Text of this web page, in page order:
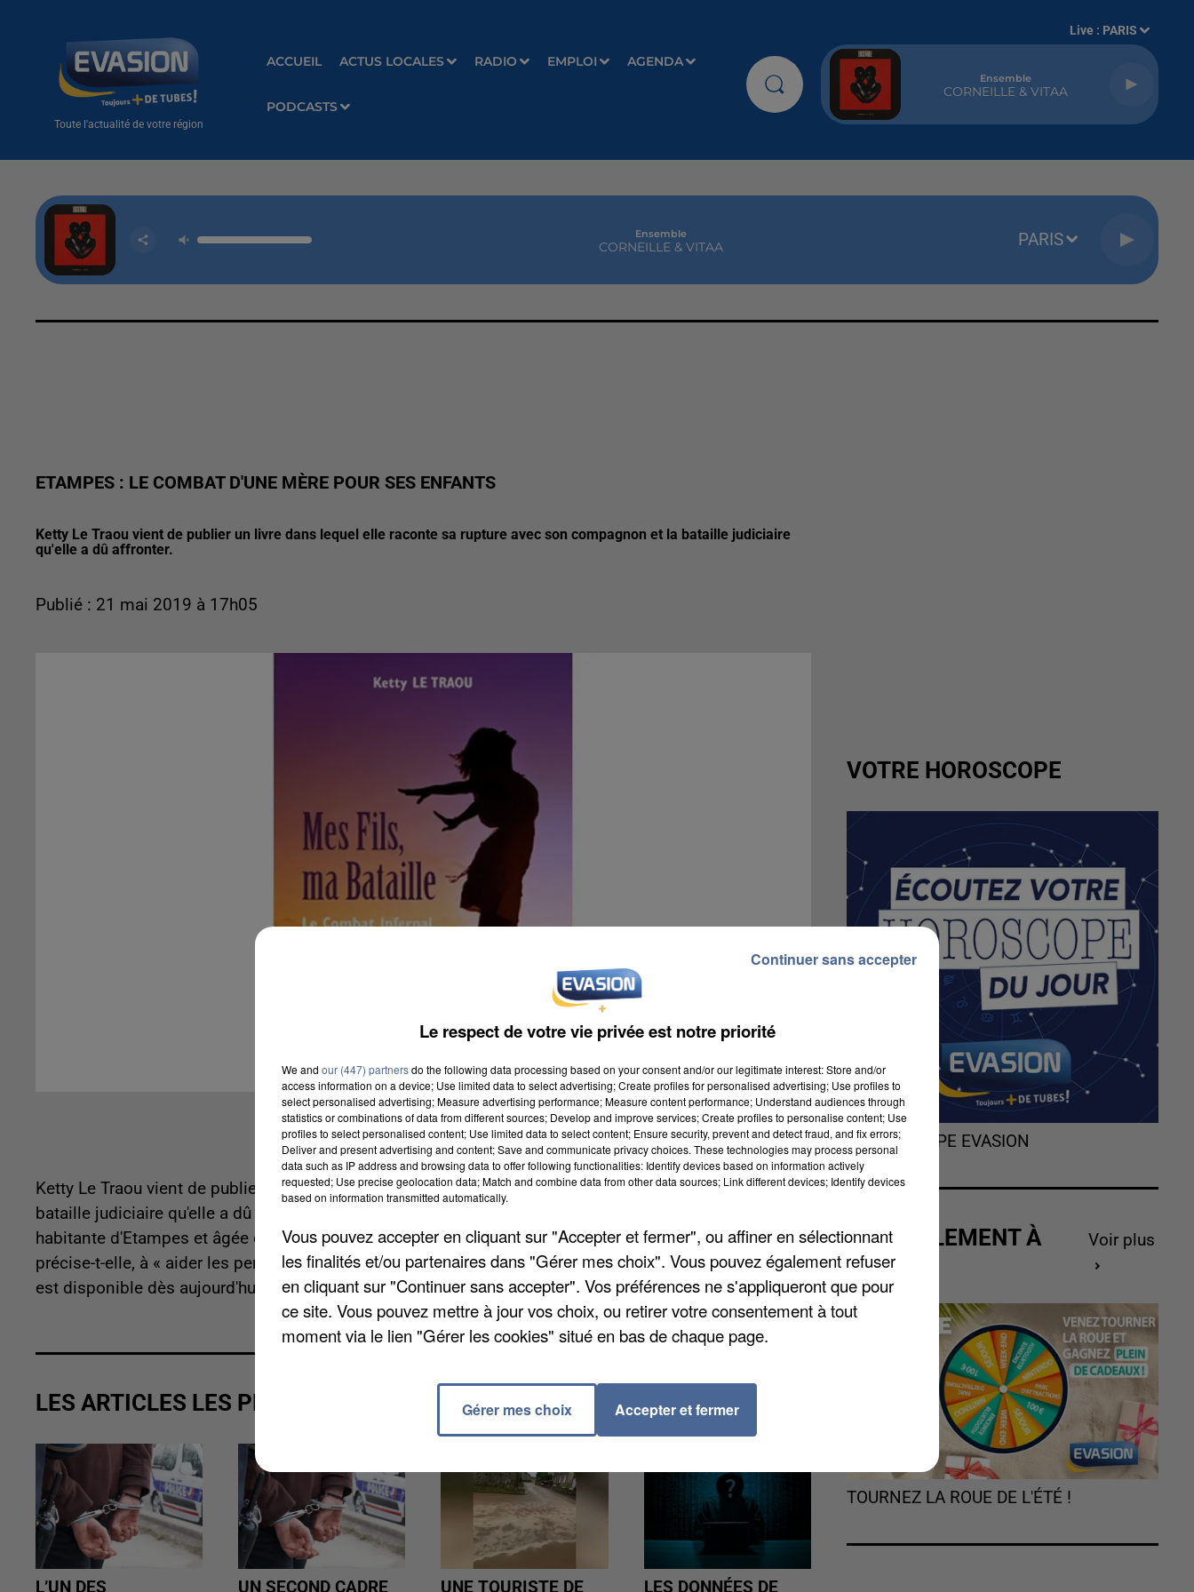
Toute l'actualité de votre région
ACCUEIL ACTUS LOCALES RADIO EMPLOI AGENDA
PODCASTS
Live : PARIS
Ensemble
CORNEILLE & VITAA
Ensemble
CORNEILLE & VITAA PARIS
ETAMPES : LE COMBAT D'UNE MÈRE POUR SES ENFANTS
Ketty Le Traou vient de publier un livre dans lequel elle raconte sa rupture avec son compagnon et la bataille judiciaire
qu'elle a dû affronter.
Publié : 21 mai 2019 à 17h05
Ketty Le Traou vient de publier un livre dans lequel elle raconte sa rupture avec son compagnon et la
bataille judiciaire qu'elle a dû affronter pour parvenir à garder ses trois enfants près d'elle. Cette
habitante d'Etampes et âgée de 33 ans y livre un témoignage puissant mais elle cherche surtout,
précise-t-elle, à « aider les personnes dans sa situation ». « Mes fils, ma bataille – Le combat infernal »
est disponible dès aujourd'hui aux éditions Sydney Laurent.
LES ARTICLES LES PLUS VUS
L’UN DES UN SECOND CADRE UNE TOURISTE DE LES DONNÉES DE
VOTRE HOROSCOPE
L'HOROSCOPE EVASION
ACTUELLEMENT À
GAGNER
Voir plus
TOURNEZ LA ROUE DE L'ÉTÉ !
Le respect de votre vie privée est notre priorité
We and our (447) partnersdo the following data processing based on your consent and/or our legitimate interest: Store and/or
access information on a device; Use limited data to select advertising; Create profiles for personalised advertising; Use profiles to
select personalised advertising; Measure advertising performance; Measure content performance; Understand audiences through
statistics or combinations of data from different sources; Develop and improve services; Create profiles to personalise content; Use
profiles to select personalised content; Use limited data to select content; Ensure security, prevent and detect fraud, and fix errors;
Deliver and present advertising and content; Save and communicate privacy choices. These technologies may process personal
data such as IP address and browsing data to offer following functionalities: Identify devices based on information actively
requested; Use precise geolocation data; Match and combine data from other data sources; Link different devices; Identify devices
based on information transmitted automatically.
Vous pouvez accepter en cliquant sur "Accepter et fermer", ou affiner en sélectionnant
les finalités et/ou partenaires dans "Gérer mes choix". Vous pouvez également refuser
en cliquant sur "Continuer sans accepter". Vos préférences ne s'appliqueront que pour
ce site. Vous pouvez mettre à jour vos choix, ou retirer votre consentement à tout
moment via le lien "Gérer les cookies" situé en bas de chaque page.
Gérer mes choix Accepter et fermer
Continuer sans accepter